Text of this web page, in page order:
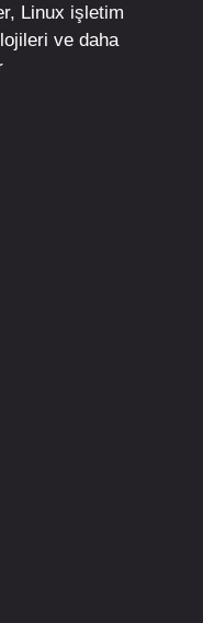
, Linux işletim
ve daha